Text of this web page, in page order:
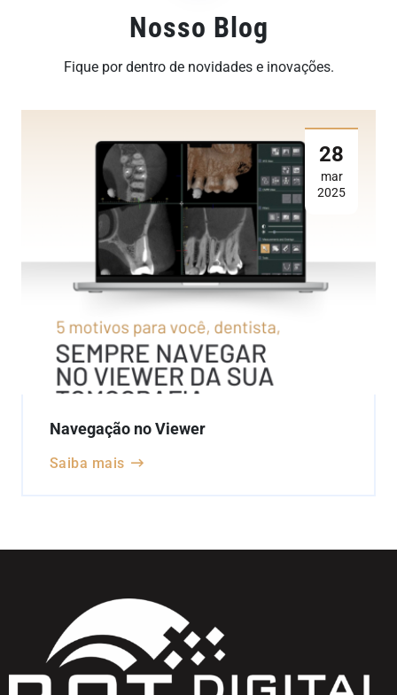
Nosso Blog
Fique por dentro de novidades e inovações.
28
mar
2025
Navegação no Viewer
Saiba mais